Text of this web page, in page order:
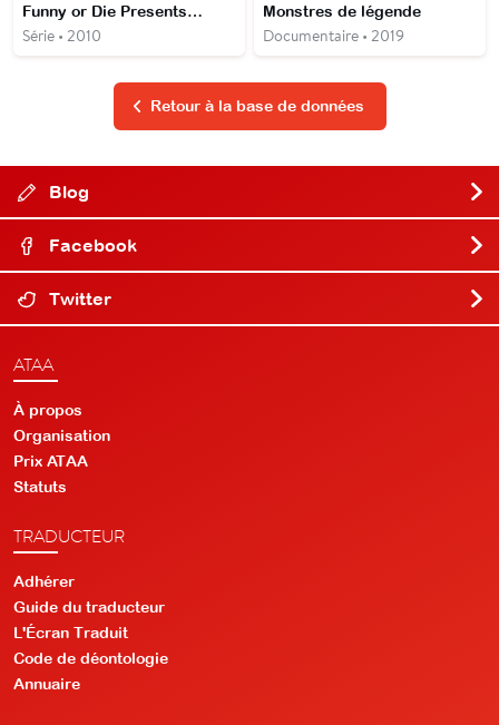
Funny or Die Presents…
Série • 2010
Monstres de légende
Documentaire • 2019
Retour à la base de données
Blog
Facebook
Twitter
ATAA
À propos
Organisation
Prix ATAA
Statuts
TRADUCTEUR
Adhérer
Guide du traducteur
L'Écran Traduit
Code de déontologie
Annuaire